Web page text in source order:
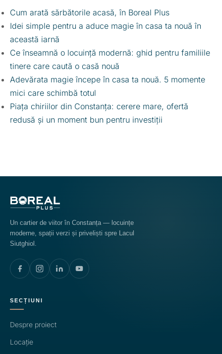
Cum arată sărbătorile acasă, în Boreal Plus
Idei simple pentru a aduce magie în casa ta nouă în
această iarnă
Ce înseamnă o locuință modernă: ghid pentru familiile
tinere care caută o casă nouă
Adevărata magie începe în casa ta nouă. 5 momente
mici care schimbă totul
Piața chiriilor din Constanța: cerere mare, ofertă
redusă și un moment bun pentru investiții
Un cartier de viitor în Constanța — locuințe
moderne, spații verzi și priveliști spre Lacul
Siutghiol.
SECȚIUNI
Despre proiect
Locație